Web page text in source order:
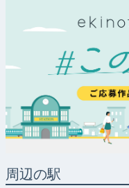
周辺の駅